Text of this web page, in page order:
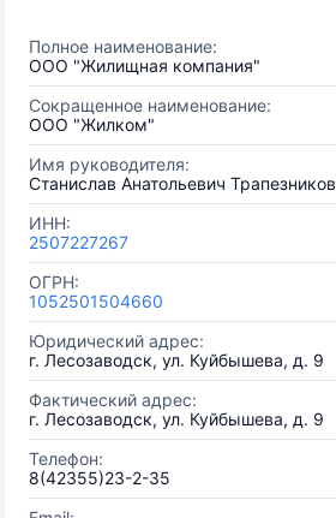
Полное наименование:
ООО "Жилищная компания"
Сокращенное наименование:
ООО "Жилком"
Имя руководителя:
Станислав Анатольевич Трапезников
ИНН:
2507227267
ОГРН:
1052501504660
Юридический адрес:
г. Лесозаводск, ул. Куйбышева, д. 9
Фактический адрес:
г. Лесозаводск, ул. Куйбышева, д. 9
Телефон:
8(42355)23-2-35